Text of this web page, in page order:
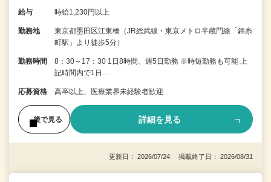
給与 時給1,230円以上
勤務地
東京都墨田区江東橋（JR総武線・東京メトロ半蔵門線「錦糸
町駅」より徒歩5分）
勤務時間
8：30～17：30 1日8時間、週5日勤務 ※時短勤務も可能 上
記時間内で1日…
応募資格 高卒以上、医療業界未経験者歓迎
後で見る 詳細を見る
更新日： 2026/07/24 掲載終了日： 2026/08/31